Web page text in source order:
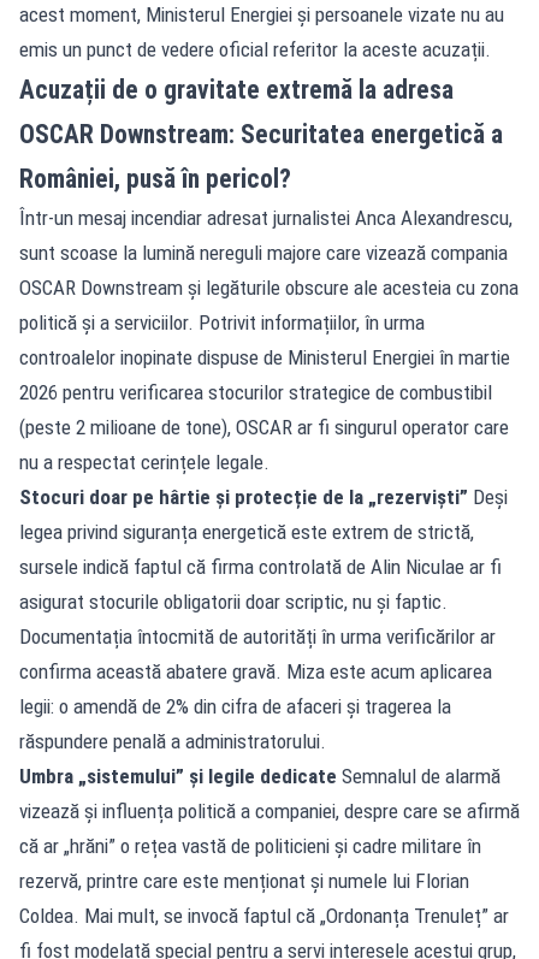
acest moment, Ministerul Energiei și persoanele vizate nu au
emis un punct de vedere oficial referitor la aceste acuzații.
Acuzații de o gravitate extremă la adresa
OSCAR Downstream: Securitatea energetică a
României, pusă în pericol?
Într-un mesaj incendiar adresat jurnalistei Anca Alexandrescu,
sunt scoase la lumină nereguli majore care vizează compania
OSCAR Downstream și legăturile obscure ale acesteia cu zona
politică și a serviciilor. Potrivit informațiilor, în urma
controalelor inopinate dispuse de Ministerul Energiei în martie
2026 pentru verificarea stocurilor strategice de combustibil
(peste 2 milioane de tone), OSCAR ar fi singurul operator care
nu a respectat cerințele legale.
Stocuri doar pe hârtie și protecție de la „rezerviști” Deși
legea privind siguranța energetică este extrem de strictă,
sursele indică faptul că firma controlată de Alin Niculae ar fi
asigurat stocurile obligatorii doar scriptic, nu și faptic.
Documentația întocmită de autorități în urma verificărilor ar
confirma această abatere gravă. Miza este acum aplicarea
legii: o amendă de 2% din cifra de afaceri și tragerea la
răspundere penală a administratorului.
Umbra „sistemului” și legile dedicate Semnalul de alarmă
vizează și influența politică a companiei, despre care se afirmă
că ar „hrăni” o rețea vastă de politicieni și cadre militare în
rezervă, printre care este menționat și numele lui Florian
Coldea. Mai mult, se invocă faptul că „Ordonanța Trenuleț” ar
fi fost modelată special pentru a servi interesele acestui grup,